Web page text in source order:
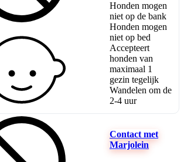
Honden mogen
niet op de bank
Honden mogen
niet op bed
Accepteert
honden van
maximaal 1
gezin tegelijk
Wandelen om de
2-4 uur
Contact met
Marjolein